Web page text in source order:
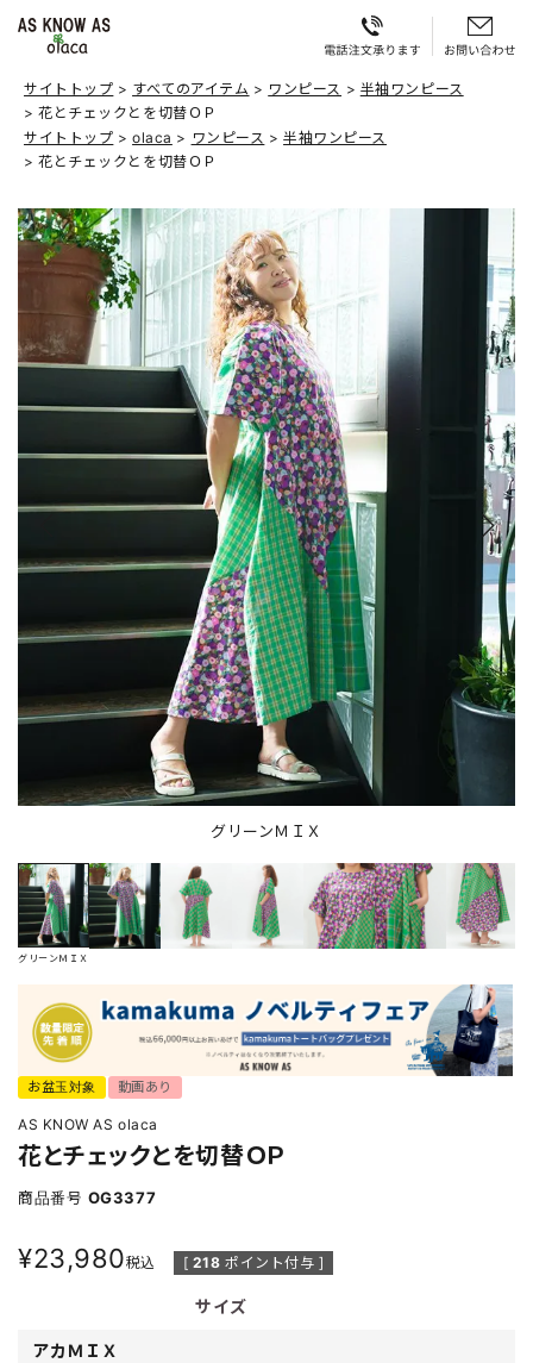
サイトトップ すべてのアイテム ワンピース
半袖ワンピース
花とチェックとを切替ＯＰ
サイトトップ
olaca ワンピース
半袖ワンピース
花とチェックとを切替ＯＰ
グリーンＭＩＸ
グリーンＭＩＸ
お盆玉対象 動画あり
AS KNOW AS olaca
花とチェックとを切替ＯＰ
商品番号 OG3377
¥23,980税込 [ 218 ポイント付与 ]
サイズ
アカＭＩＸ